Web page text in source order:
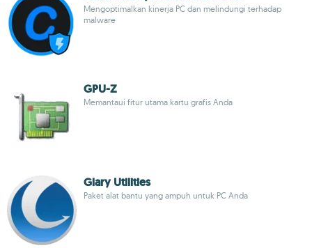
Mengoptimalkan kinerja PC dan melindungi terhadap
malware
GPU-Z
Memantaui fitur utama kartu grafis Anda
Glary Utilities
Paket alat bantu yang ampuh untuk PC Anda